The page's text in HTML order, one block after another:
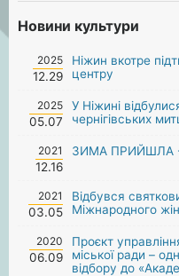
Новини культури
2025
12.29
Ніжин вкотре
центру
2025
05.07
У Ніжині
чернігівських
2021
12.16
ЗИМА ПРИЙШЛА
2021
03.05
Відбувся
Міжнародного
2020
06.09
Проєкт
міської ради –
відбору до